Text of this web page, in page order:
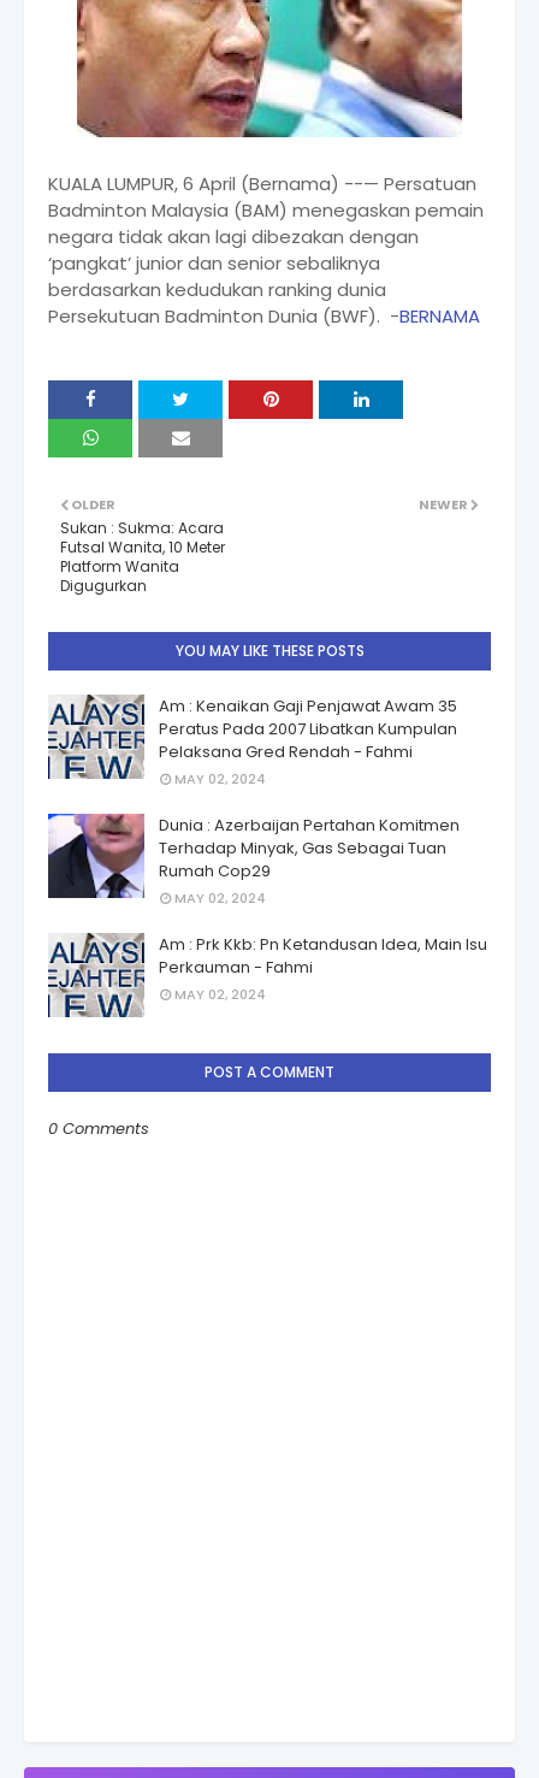
KUALA LUMPUR, 6 April (Bernama) --— Persatuan
Badminton Malaysia (BAM) menegaskan pemain
negara tidak akan lagi dibezakan dengan
‘pangkat’ junior dan senior sebaliknya
berdasarkan kedudukan ranking dunia
Persekutuan Badminton Dunia (BWF). -BERNAMA
NEWER
OLDER
Sukan : Sukma: Acara
Futsal Wanita, 10 Meter
Platform Wanita
Digugurkan
YOU MAY LIKE THESE POSTS
Am : Kenaikan Gaji Penjawat Awam 35
Peratus Pada 2007 Libatkan Kumpulan
Pelaksana Gred Rendah - Fahmi
MAY 02, 2024
Dunia : Azerbaijan Pertahan Komitmen
Terhadap Minyak, Gas Sebagai Tuan
Rumah Cop29
MAY 02, 2024
Am : Prk Kkb: Pn Ketandusan Idea, Main Isu
Perkauman - Fahmi
MAY 02, 2024
POST A COMMENT
0 Comments